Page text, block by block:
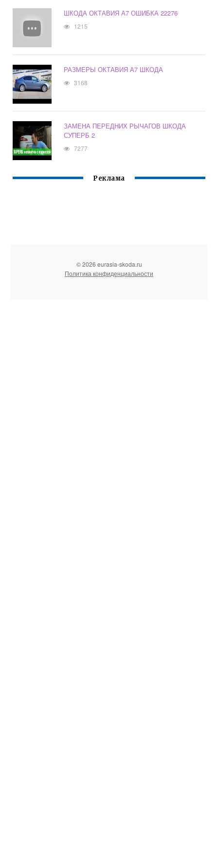
ШКОДА ОКТАВИЯ А7 ОШИБКА 22276
1215
РАЗМЕРЫ ОКТАВИЯ А7 ШКОДА
3168
ЗАМЕНА ПЕРЕДНИХ РЫЧАГОВ ШКОДА
СУПЕРБ 2
7277
Реклама
© 2026 eurasia-skoda.ru
Политика конфиденциальности